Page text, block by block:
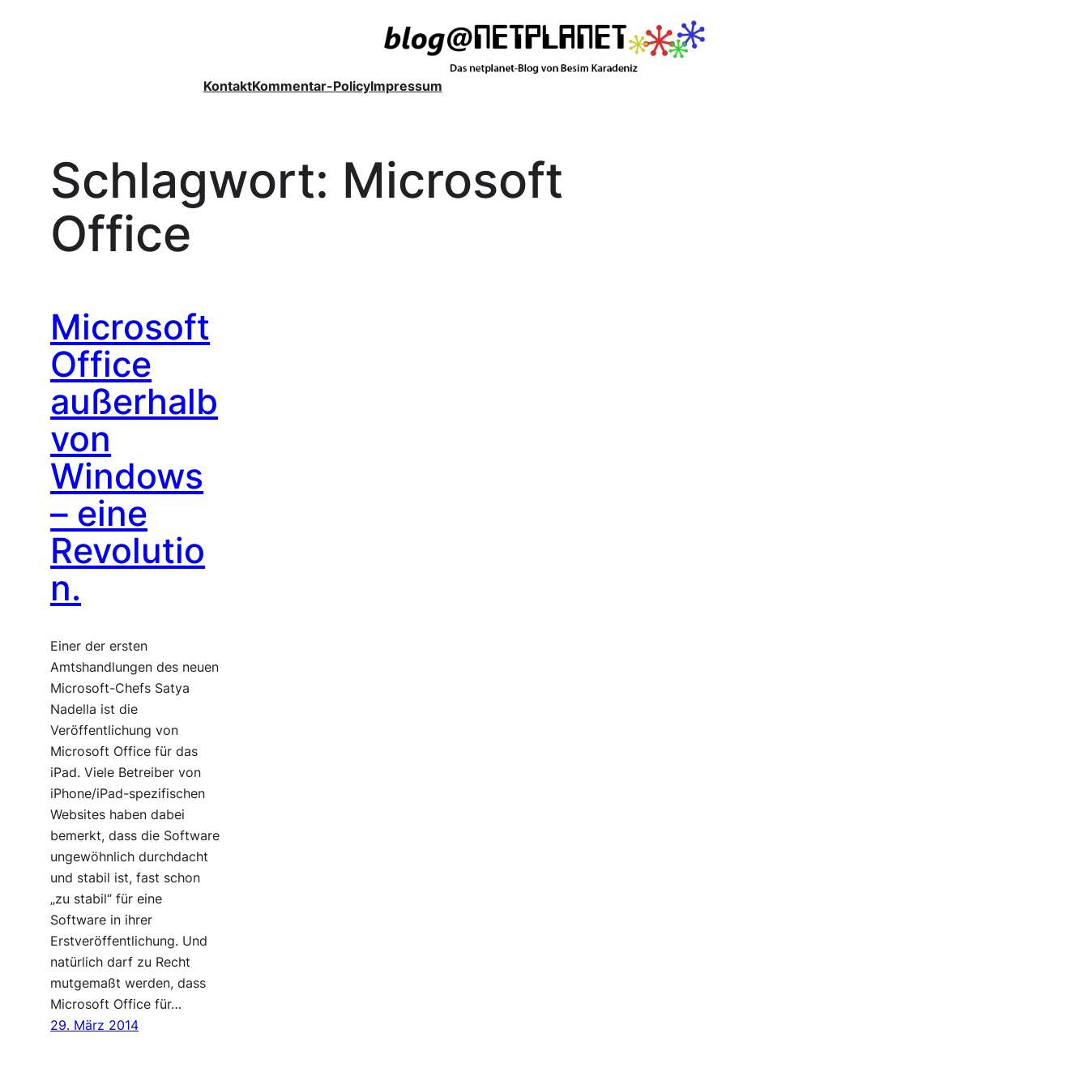
KontaktKommentar-PolicyImpressum
Schlagwort: Microsoft
Office
Microsoft
Office
außerhalb
von
Windows
– eine
Revolutio
n.
Einer der ersten
Amtshandlungen des neuen
Microsoft-Chefs Satya
Nadella ist die
Veröffentlichung von
Microsoft Office für das
iPad. Viele Betreiber von
iPhone/iPad-spezifischen
Websites haben dabei
bemerkt, dass die Software
ungewöhnlich durchdacht
und stabil ist, fast schon
„zu stabil“ für eine
Software in ihrer
Erstveröffentlichung. Und
natürlich darf zu Recht
mutgemaßt werden, dass
Microsoft Office für…
29. März 2014